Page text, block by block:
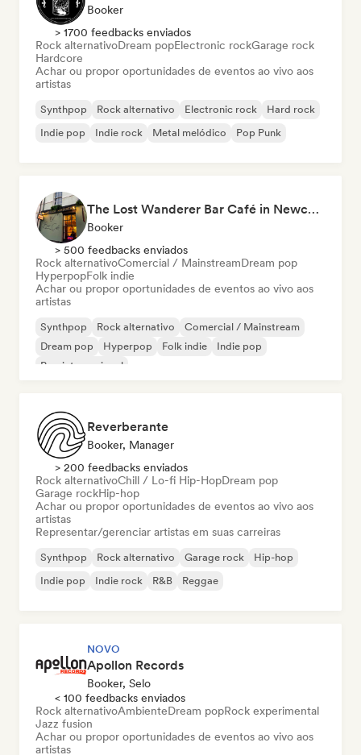
Booker
> 1700 feedbacks enviados
Rock alternativoDream popElectronic rockGarage rock
Hardcore
Achar ou propor oportunidades de eventos ao vivo aos
artistas
Synthpop Rock alternativo Electronic rock
Hard rock
Indie pop
Indie rock Metal melódico Pop Punk
The Lost Wanderer Bar Café in Newcastle
Booker
> 500 feedbacks enviados
Rock alternativoComercial / MainstreamDream pop
HyperpopFolk indie
Achar ou propor oportunidades de eventos ao vivo aos
artistas
Synthpop Rock alternativo
Comercial / Mainstream
Dream pop
Hyperpop Folk indie
Indie pop
Pop internacional
Reverberante
Booker, Manager
> 200 feedbacks enviados
Rock alternativoChill / Lo-fi Hip-HopDream pop
Garage rockHip-hop
Achar ou propor oportunidades de eventos ao vivo aos
artistas
Representar/gerenciar artistas em suas carreiras
Synthpop Rock alternativo Garage rock
Hip-hop
Indie pop
Indie rock R&B Reggae
NOVO
Apollon Records
Booker, Selo
< 100 feedbacks enviados
Rock alternativoAmbienteDream popRock experimental
Jazz fusion
Achar ou propor oportunidades de eventos ao vivo aos
artistas